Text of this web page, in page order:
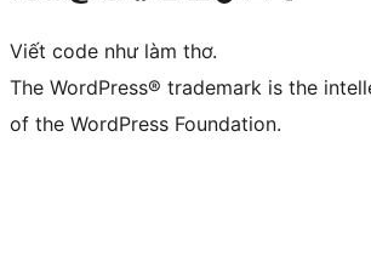
Viết code như làm thơ.
The WordPress® trademark is the
of the WordPress Foundation.